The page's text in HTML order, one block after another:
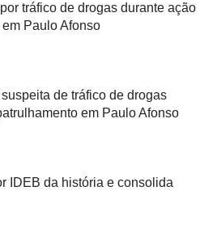
tráfico de drogas durante ação
Paulo Afonso
de tráfico de drogas
em Paulo Afonso
IDEB da história e consolida